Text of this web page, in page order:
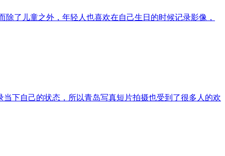
了儿童之外，年轻人也喜欢在自己生日的时候记录影像，
下自己的状态，所以青岛写真短片拍摄也受到了很多人的欢